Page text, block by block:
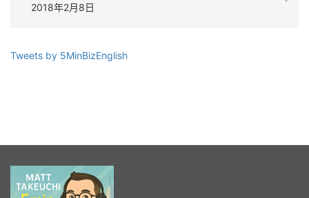
2018年2月8日
Tweets by 5MinBizEnglish